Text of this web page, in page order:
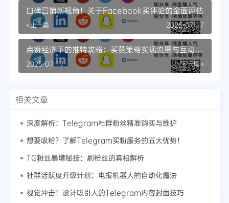
口碑营销新视角！关于Facebook买评论的全面评估
« 上一篇 2025-07-17
点赞经济下的推特攻略：买赞策略实现流量与互动双
赢
下一篇 »
2025-07-17
相关文章
深度解析：Telegram社群粉丝精准购买与维护
想要吸粉？了解Telegram买粉服务的五大优势！
TG粉丝暴增秘技：刷粉丝的真相解析
社群活跃度升级计划：电报机器人的自动化魔法
视觉冲击！设计吸引人的Telegram内容封面技巧